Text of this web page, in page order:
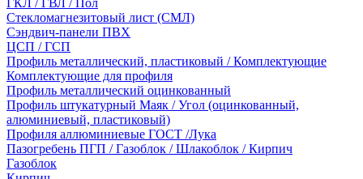
ГКЛ / ГВЛ / Пол
Стекломагнезитовый лист (СМЛ)
Сэндвич-панели ПВХ
ЦСП / ГСП
Профиль металлический, пластиковый / Комплектующие
Комплектующие для профиля
Профиль металлический оцинкованный
Профиль штукатурный Маяк / Угол (оцинкованный,
алюминиевый, пластиковый)
Профиля аллюминиевые ГОСТ /Лука
Пазогребень ПГП / Газоблок / Шлакоблок / Кирпич
Газоблок